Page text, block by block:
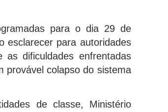
para o dia 29 de
esclarecer para autoridades
dificuldades enfrentadas
provável colapso do sistema
de classe, Ministério